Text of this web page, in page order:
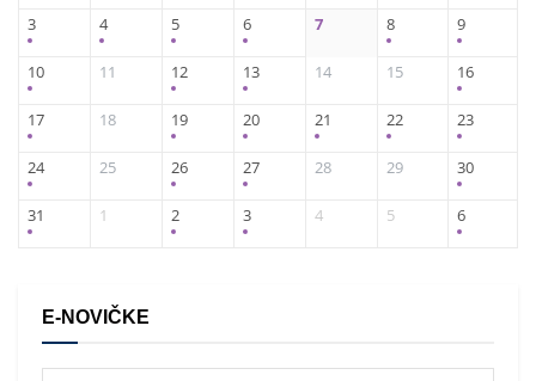
3 4 5 6 7 8 9
10 11 12 13 14 15 16
17 18 19 20 21 22 23
24 25 26 27 28 29 30
31 1 2 3 4 5 6
E-NOVIČKE